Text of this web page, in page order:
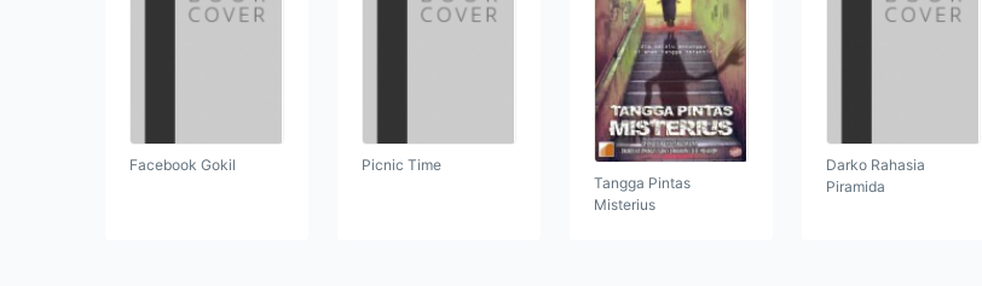
Facebook Gokil
Picnic Time
Tangga Pintas
Misterius
Darko Rahasia
Piramida